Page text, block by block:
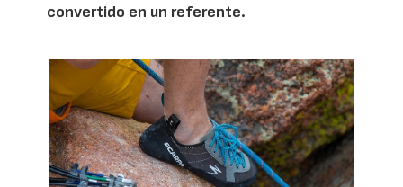
convertido en un referente.